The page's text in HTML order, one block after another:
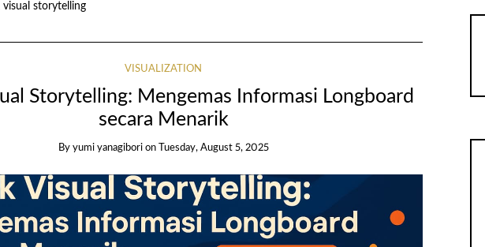
visual storytelling
VISUALIZATION
Storytelling: Mengemas Informasi Longboard
secara Menarik
By yumi yanagibori on Tuesday, August 5, 2025